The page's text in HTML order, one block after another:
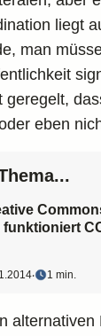
liegt
man
geregelt,
eben
funktioniert
‧ 1 min.
alternativen